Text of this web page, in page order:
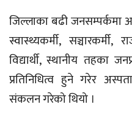
जिल्लाका बढी जनसम्पर्कमा
स्वास्थ्यकर्मी,
विद्यार्थी, स्थानीय तहका
प्रतिनिधित्व हुने गरेर
संकलन गरेको थियो ।